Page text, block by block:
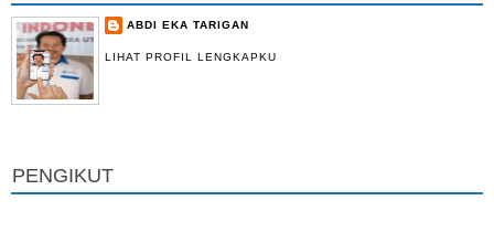
ABDI EKA TARIGAN
LIHAT PROFIL LENGKAPKU
PENGIKUT